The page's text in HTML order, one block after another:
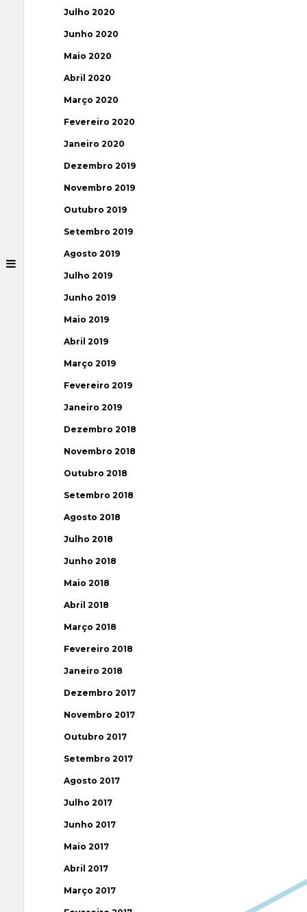
Julho 2020
Junho 2020
Maio 2020
Abril 2020
Março 2020
Fevereiro 2020
Janeiro 2020
Dezembro 2019
Novembro 2019
Outubro 2019
Setembro 2019
Agosto 2019
Julho 2019
Junho 2019
Maio 2019
Abril 2019
Março 2019
Fevereiro 2019
Janeiro 2019
Dezembro 2018
Novembro 2018
Outubro 2018
Setembro 2018
Agosto 2018
Julho 2018
Junho 2018
Maio 2018
Abril 2018
Março 2018
Fevereiro 2018
Janeiro 2018
Dezembro 2017
Novembro 2017
Outubro 2017
Setembro 2017
Agosto 2017
Julho 2017
Junho 2017
Maio 2017
Abril 2017
Março 2017